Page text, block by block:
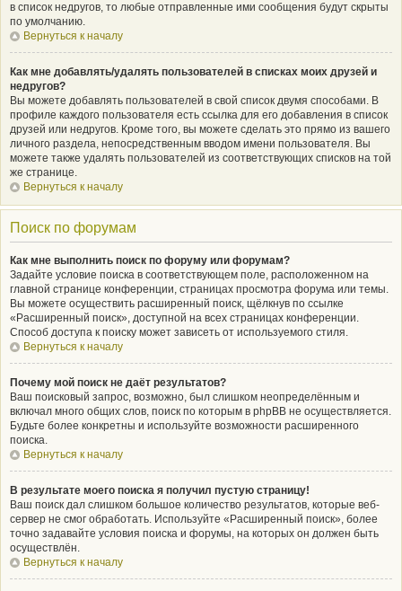
в список недругов, то любые отправленные ими сообщения будут скрыты
по умолчанию.
Вернуться к началу
Как мне добавлять/удалять пользователей в списках моих друзей и
недругов?
Вы можете добавлять пользователей в свой список двумя способами. В
профиле каждого пользователя есть ссылка для его добавления в список
друзей или недругов. Кроме того, вы можете сделать это прямо из вашего
личного раздела, непосредственным вводом имени пользователя. Вы
можете также удалять пользователей из соответствующих списков на той
же странице.
Вернуться к началу
Поиск по форумам
Как мне выполнить поиск по форуму или форумам?
Задайте условие поиска в соответствующем поле, расположенном на
главной странице конференции, страницах просмотра форума или темы.
Вы можете осуществить расширенный поиск, щёлкнув по ссылке
«Расширенный поиск», доступной на всех страницах конференции.
Способ доступа к поиску может зависеть от используемого стиля.
Вернуться к началу
Почему мой поиск не даёт результатов?
Ваш поисковый запрос, возможно, был слишком неопределённым и
включал много общих слов, поиск по которым в phpBB не осуществляется.
Будьте более конкретны и используйте возможности расширенного
поиска.
Вернуться к началу
В результате моего поиска я получил пустую страницу!
Ваш поиск дал слишком большое количество результатов, которые веб-
сервер не смог обработать. Используйте «Расширенный поиск», более
точно задавайте условия поиска и форумы, на которых он должен быть
осуществлён.
Вернуться к началу